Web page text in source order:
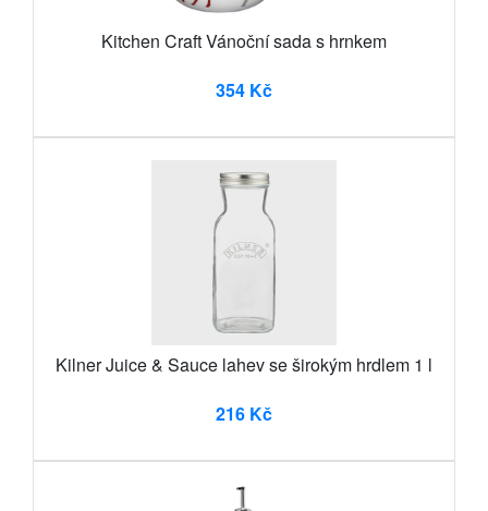
Kitchen Craft Vánoční sada s hrnkem
354 Kč
Kilner Juice & Sauce lahev se širokým hrdlem 1 l
216 Kč